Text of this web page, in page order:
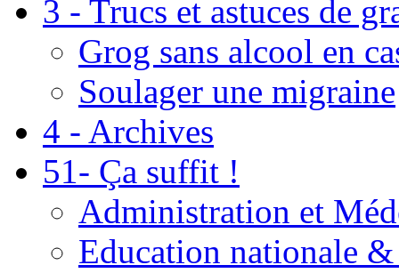
3 - Trucs et astuces de
Grog sans alcool en
Soulager une migraine
4 - Archives
51- Ça suffit !
Administration et
Education nationale